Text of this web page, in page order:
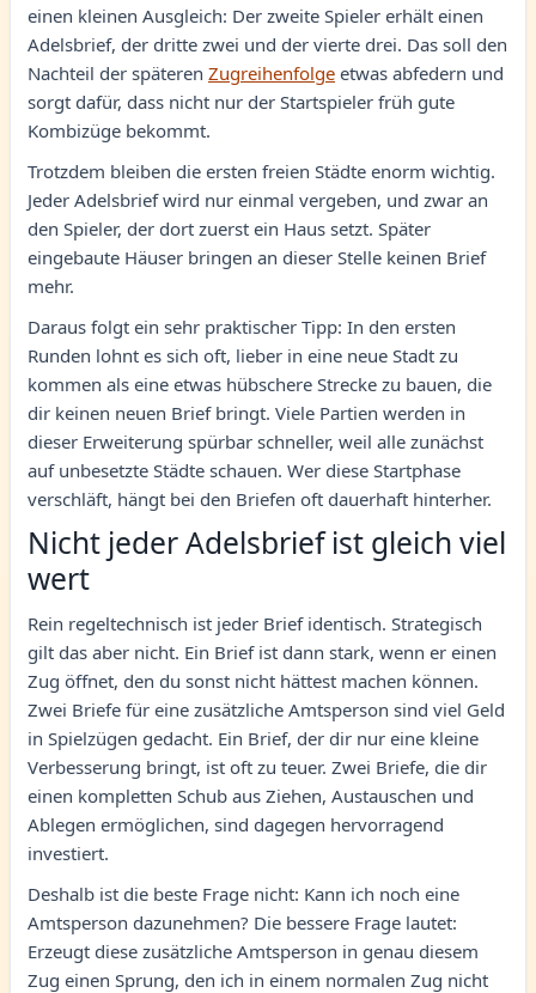
einen kleinen Ausgleich: Der zweite Spieler erhält einen
Adelsbrief, der dritte zwei und der vierte drei. Das soll den
Nachteil der späteren Zugreihenfolge etwas abfedern und
sorgt dafür, dass nicht nur der Startspieler früh gute
Kombizüge bekommt.
Trotzdem bleiben die ersten freien Städte enorm wichtig.
Jeder Adelsbrief wird nur einmal vergeben, und zwar an
den Spieler, der dort zuerst ein Haus setzt. Später
eingebaute Häuser bringen an dieser Stelle keinen Brief
mehr.
Daraus folgt ein sehr praktischer Tipp: In den ersten
Runden lohnt es sich oft, lieber in eine neue Stadt zu
kommen als eine etwas hübschere Strecke zu bauen, die
dir keinen neuen Brief bringt. Viele Partien werden in
dieser Erweiterung spürbar schneller, weil alle zunächst
auf unbesetzte Städte schauen. Wer diese Startphase
verschläft, hängt bei den Briefen oft dauerhaft hinterher.
Nicht jeder Adelsbrief ist gleich viel
wert
Rein regeltechnisch ist jeder Brief identisch. Strategisch
gilt das aber nicht. Ein Brief ist dann stark, wenn er einen
Zug öffnet, den du sonst nicht hättest machen können.
Zwei Briefe für eine zusätzliche Amtsperson sind viel Geld
in Spielzügen gedacht. Ein Brief, der dir nur eine kleine
Verbesserung bringt, ist oft zu teuer. Zwei Briefe, die dir
einen kompletten Schub aus Ziehen, Austauschen und
Ablegen ermöglichen, sind dagegen hervorragend
investiert.
Deshalb ist die beste Frage nicht: Kann ich noch eine
Amtsperson dazunehmen? Die bessere Frage lautet:
Erzeugt diese zusätzliche Amtsperson in genau diesem
Zug einen Sprung, den ich in einem normalen Zug nicht